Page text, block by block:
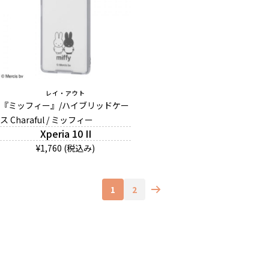
レイ・アウト
『ミッフィー』/ハイブリッドケー
ス Charaful / ミッフィー
Xperia 10 II
¥1,760 (税込み)
1 2